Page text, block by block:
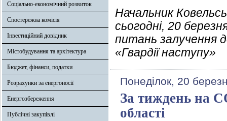
Соціально-економічний розвиток
Спостережна комісія
Інвестиційний довідник
Містобудування та архітектура
Бюджет, фінанси, податки
Розрахунки за енергоносії
Енергозбереження
Публічні закупівлі
Начальник
сьогодні, 20
питань залучення
«Гвардії наступу»
Понеділок, 20
За тиждень на
області